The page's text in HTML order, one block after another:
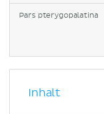
Pars pterygopalatina
Inhalt